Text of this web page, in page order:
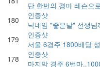
단 한번의 경마 레슨으
180
인증샷
닉네임 "좋은날" 선생
179
인증샷
서울 6경주 1800배당
178
인증샷
마지막 경주 6번마